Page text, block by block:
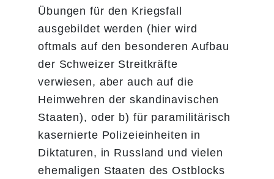
Übungen für den Kriegsfall
ausgebildet werden (hier wird
oftmals auf den besonderen Aufbau
der Schweizer Streitkräfte
verwiesen, aber auch auf die
Heimwehren der skandinavischen
Staaten), oder b) für paramilitärisch
kasernierte Polizeieinheiten in
Diktaturen, in Russland und vielen
ehemaligen Staaten des Ostblocks